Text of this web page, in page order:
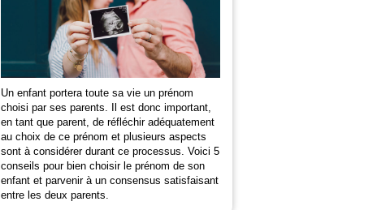
Un enfant portera toute sa vie un prénom
choisi par ses parents. Il est donc important,
en tant que parent, de réfléchir adéquatement
au choix de ce prénom et plusieurs aspects
sont à considérer durant ce processus. Voici 5
conseils pour bien choisir le prénom de son
enfant et parvenir à un consensus satisfaisant
entre les deux parents.